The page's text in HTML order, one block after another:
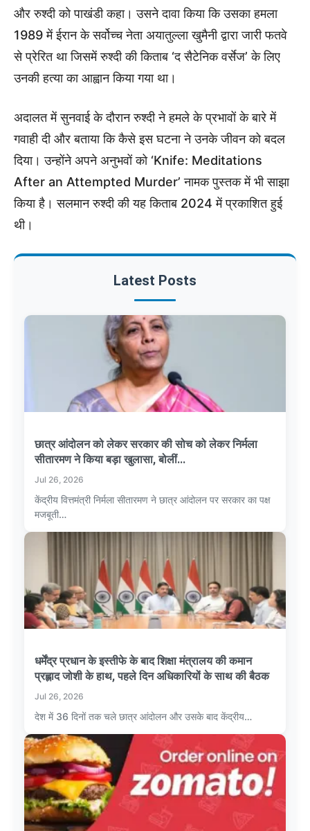
और रुश्दी को पाखंडी कहा। उसने दावा किया कि उसका हमला
1989 में ईरान के सर्वोच्च नेता अयातुल्ला खुमैनी द्वारा जारी फतवे
से प्रेरित था जिसमें रुश्दी की किताब ‘द सैटेनिक वर्सेज’ के लिए
उनकी हत्या का आह्वान किया गया था।
अदालत में सुनवाई के दौरान रुश्दी ने हमले के प्रभावों के बारे में
गवाही दी और बताया कि कैसे इस घटना ने उनके जीवन को बदल
दिया। उन्होंने अपने अनुभवों को ‘Knife: Meditations
After an Attempted Murder’ नामक पुस्तक में भी साझा
किया है। सलमान रुश्दी की यह किताब 2024 में प्रकाशित हुई
थी।
Latest Posts
छात्र आंदोलन को लेकर सरकार की सोच को लेकर निर्मला
सीतारमण ने किया बड़ा खुलासा, बोलीं...
Jul 26, 2026
केंद्रीय वित्तमंत्री निर्मला सीतारमण ने छात्र आंदोलन पर सरकार का पक्ष
मजबूती…
धर्मेंद्र प्रधान के इस्तीफे के बाद शिक्षा मंत्रालय की कमान
प्रह्लाद जोशी के हाथ, पहले दिन अधिकारियों के साथ की बैठक
Jul 26, 2026
देश में 36 दिनों तक चले छात्र आंदोलन और उसके बाद केंद्रीय…